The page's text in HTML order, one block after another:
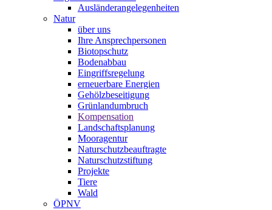
Ausländerangelegenheiten
Natur
über uns
Ihre Ansprechpersonen
Biotopschutz
Bodenabbau
Eingriffsregelung
erneuerbare Energien
Gehölzbeseitigung
Grünlandumbruch
Kompensation
Landschaftsplanung
Mooragentur
Naturschutzbeauftragte
Naturschutzstiftung
Projekte
Tiere
Wald
ÖPNV